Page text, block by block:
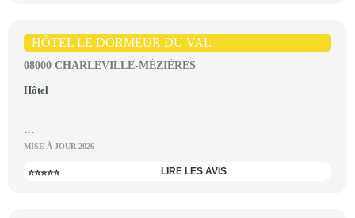
HÔTEL LE DORMEUR DU VAL
08000 CHARLEVILLE-MÉZIÈRES
Hôtel
...
MISE À JOUR 2026
⭐⭐⭐⭐⭐ LIRE LES AVIS